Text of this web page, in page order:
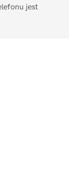
jest